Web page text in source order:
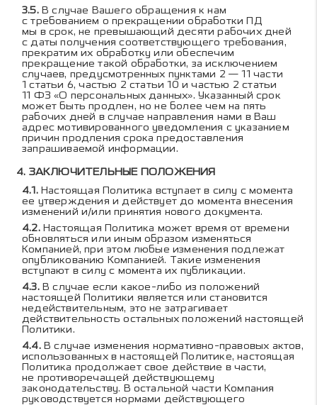
В случае Вашего обращения к нам
с требованием о прекращении обработки ПД
мы в срок, не превышающий десяти рабочих дней
с даты получения соответствующего требования,
прекратим их обработку или обеспечим
прекращение такой обработки, за исключением
случаев, предусмотренных пунктами 2 — 11 части
1 статьи 6, частью 2 статьи 10 и частью 2 статьи
11 ФЗ «О персональных данных». Указанный срок
может быть продлен, но не более чем на пять
рабочих дней в случае направления нами в Ваш
адрес мотивированного уведомления с указанием
причин продления срока предоставления
запрашиваемой информации.
ЗАКЛЮЧИТЕЛЬНЫЕ ПОЛОЖЕНИЯ
Настоящая Политика вступает в силу с момента
ее утверждения и действует до момента внесения
изменений и/или принятия нового документа.
Настоящая Политика может время от времени
обновляться или иным образом изменяться
Компанией, при этом любые изменения подлежат
опубликованию Компанией. Такие изменения
вступают в силу с момента их публикации.
В случае если какое-либо из положений
настоящей Политики является или становится
недействительным, это не затрагивает
действительность остальных положений настоящей
Политики.
В случае изменения нормативно-правовых актов,
использованных в настоящей Политике, настоящая
Политика продолжает свое действие в части,
не противоречащей действующему
законодательству. В остальной части Компания
руководствуется нормами действующего